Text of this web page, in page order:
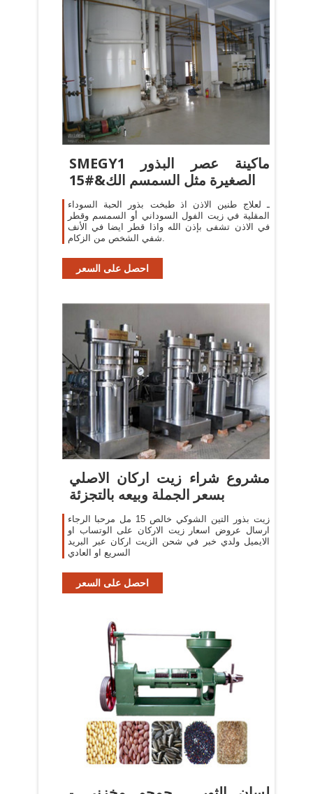
SMEGY1 ماكينة عصر البذور
الصغيرة مثل السمسم الك&#15
ـ لعلاج طنين الاذن اذ طبخت بذور الحبة السوداء
المقلية في زيت الفول السوداني أو السمسم وقطر
في الاذن تشفى بإذن الله واذا قطر ايضا في الأنف
شفي الشخص من الزكام.
احصل على السعر
مشروع شراء زيت اركان الاصلي
بسعر الجملة وبيعه بالتجزئة
زيت بذور التين الشوكي خالص 15 مل مرحبا الرجاء
ارسال عروض اسعار زيت الاركان على الوتساب او
الايميل ولدي خبر في شحن الزيت اركان عبر البريد
السريع او العادي
احصل على السعر